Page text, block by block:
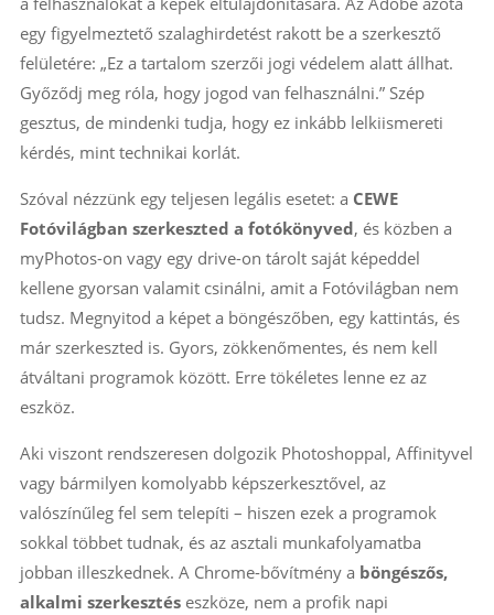
egy figyelmeztető szalaghirdetést rakott be a szerkesztő
felületére: „Ez a tartalom szerzői jogi védelem alatt állhat.
Győződj meg róla, hogy jogod van felhasználni.” Szép
gesztus, de mindenki tudja, hogy ez inkább lelkiismereti
kérdés, mint technikai korlát.
Szóval nézzünk egy teljesen legális esetet: a CEWE
Fotóvilágban szerkeszted a fotókönyved, és közben a
myPhotos-on vagy egy drive-on tárolt saját képeddel
kellene gyorsan valamit csinálni, amit a Fotóvilágban nem
tudsz. Megnyitod a képet a böngészőben, egy kattintás, és
már szerkeszted is. Gyors, zökkenőmentes, és nem kell
átváltani programok között. Erre tökéletes lenne ez az
eszköz.
Aki viszont rendszeresen dolgozik Photoshoppal, Affinityvel
vagy bármilyen komolyabb képszerkesztővel, az
valószínűleg fel sem telepíti – hiszen ezek a programok
sokkal többet tudnak, és az asztali munkafolyamatba
jobban illeszkednek. A Chrome-bővítmény a böngészős,
alkalmi szerkesztéseszköze, nem a profik napi